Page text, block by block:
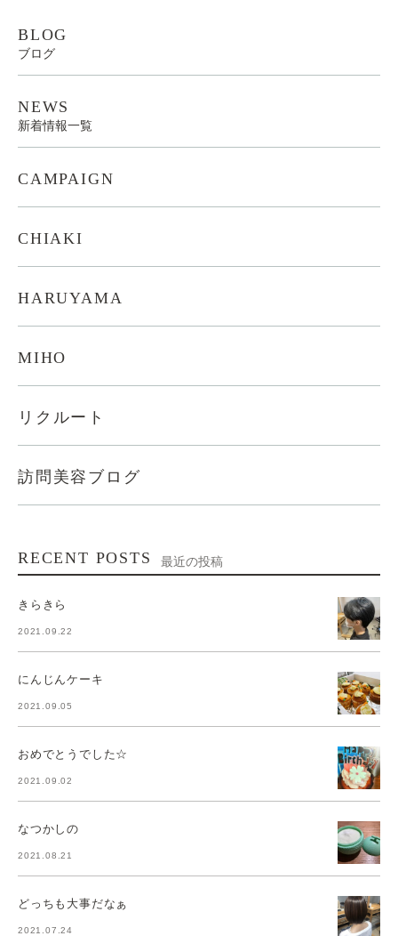
BLOG
ブログ
NEWS
新着情報一覧
CAMPAIGN
CHIAKI
HARUYAMA
MIHO
リクルート
訪問美容ブログ
RECENT POSTS 最近の投稿
きらきら
2021.09.22
にんじんケーキ
2021.09.05
おめでとうでした☆
2021.09.02
なつかしの
2021.08.21
どっちも大事だなぁ
2021.07.24